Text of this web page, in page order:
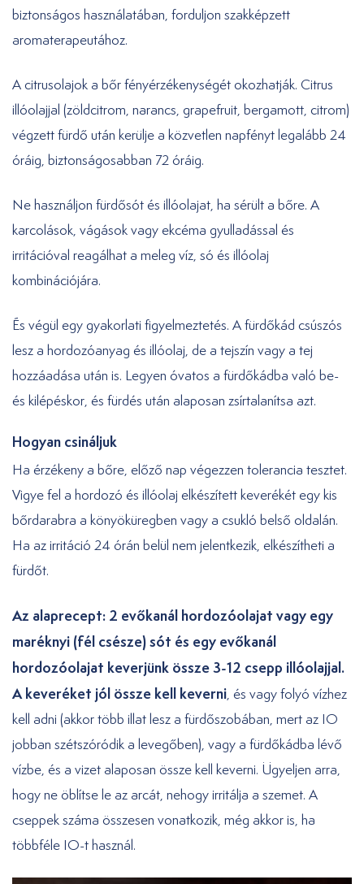
biztonságos használatában, forduljon szakképzett
aromaterapeutához.
A citrusolajok a bőr fényérzékenységét okozhatják. Citrus
illóolajjal (zöldcitrom, narancs, grapefruit, bergamott, citrom)
végzett fürdő után kerülje a közvetlen napfényt legalább 24
óráig, biztonságosabban 72 óráig.
Ne használjon fürdősót és illóolajat, ha sérült a bőre. A
karcolások, vágások vagy ekcéma gyulladással és
irritációval reagálhat a meleg víz, só és illóolaj
kombinációjára.
És végül egy gyakorlati figyelmeztetés. A fürdőkád csúszós
lesz a hordozóanyag és illóolaj, de a tejszín vagy a tej
hozzáadása után is. Legyen óvatos a fürdőkádba való be-
és kilépéskor, és fürdés után alaposan zsírtalanítsa azt.
Hogyan csináljuk
Ha érzékeny a bőre, előző nap végezzen tolerancia tesztet.
Vigye fel a hordozó és illóolaj elkészített keverékét egy kis
bőrdarabra a könyöküregben vagy a csukló belső oldalán.
Ha az irritáció 24 órán belül nem jelentkezik, elkészítheti a
fürdőt.
Az alaprecept: 2 evőkanál hordozóolajat vagy egy
maréknyi (fél csésze) sót és egy evőkanál
hordozóolajat keverjünk össze 3-12 csepp illóolajjal.
A keveréket jól össze kell keverni, és vagy folyó vízhez
kell adni (akkor több illat lesz a fürdőszobában, mert az IO
jobban szétszóródik a levegőben), vagy a fürdőkádba lévő
vízbe, és a vizet alaposan össze kell keverni. Ügyeljen arra,
hogy ne öblítse le az arcát, nehogy irritálja a szemet. A
cseppek száma összesen vonatkozik, még akkor is, ha
többféle IO-t használ.